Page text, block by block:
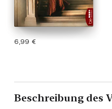
6,99 €
Beschreibung des